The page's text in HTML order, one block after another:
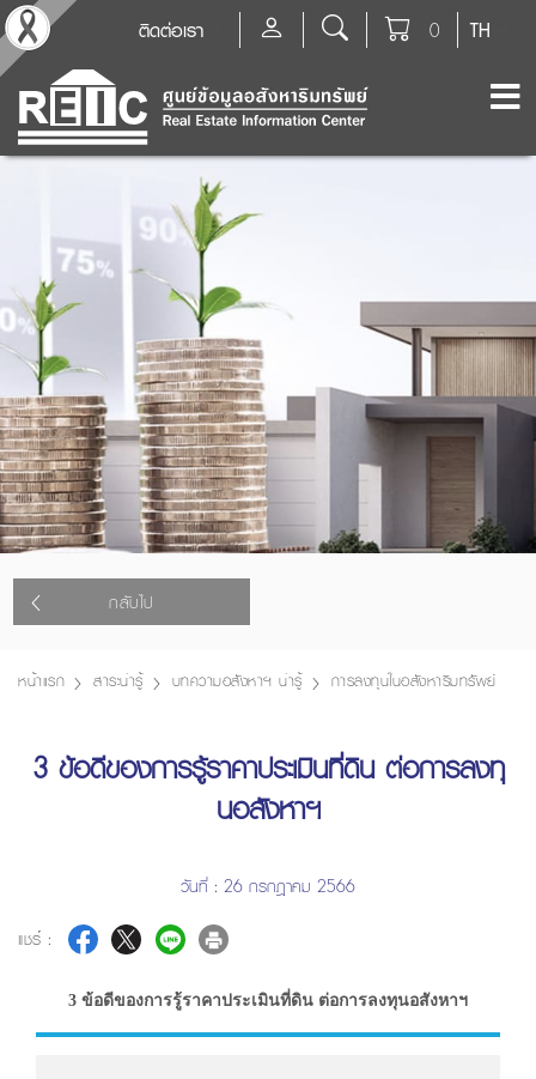
TH
0
ติดต่อเรา
กลับไป
หน้าแรก สาระน่ารู้ บทความอสังหาฯ น่ารู้ การลงทุนในอสังหาริมทรัพย์
3 ข้อดีของการรู้ราคาประเมินที่ดิน ต่อการลงทุ
นอสังหาฯ
วันที่ : 26 กรกฎาคม 2566
แชร์ :
3 ข้อดีของการรู้ราคาประเมินที่ดิน ต่อการลงทุนอสังหาฯ